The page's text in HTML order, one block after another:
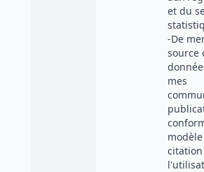
et du
-De
source
mes